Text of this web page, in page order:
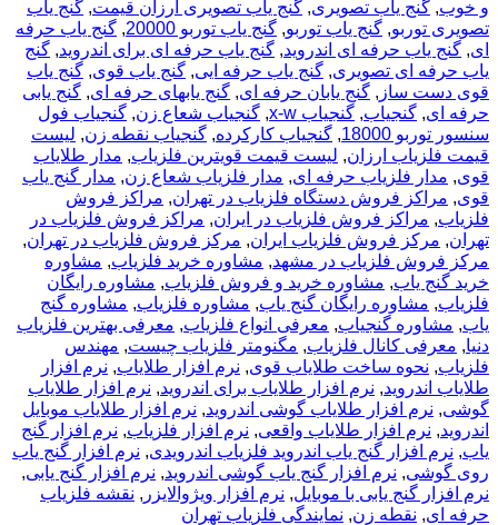
و خوب, گنج یاب تصویری, گنج یاب تصویری ارزان قیمت, گنج یاب
تصویری توربو, گنج یاب توربو, گنج یاب توربو 20000 , گنج یاب حرفه
ای, گنج یاب حرفه ای اندروید, گنج یاب حرفه ای برای اندروید, گنج
یاب حرفه ای تصویری, گنج یاب حرفه ایی, گنج یاب قوی, گنج یاب
قوی دست ساز , گنج یابان حرفه ای, گنج یابهای حرفه ای, گنج یابی
حرفه ای, گنجیاب, گنجیاب x-w , گنجیاب شعاع زن, گنجیاب فول
سنسور توربو 18000
, گنجیاب کارکرده, گنجیاب نقطه زن, لیست
قیمت فلزیاب ارزان, لیست قیمت قویترین فلزیاب, مدار طلایاب
قوی, مدار فلزیاب حرفه ای, مدار فلزیاب شعاع زن, مدار گنج یاب
قوی, مراکز فروش دستگاه فلزیاب در تهران, مراکز فروش
فلزیاب, مراکز فروش فلزیاب در ایران, مراکز فروش فلزیاب در
تهران, مرکز فروش فلزیاب ایران, مرکز فروش فلزیاب در تهران,
مرکز فروش فلزیاب در مشهد, مشاوره خرید فلزیاب, مشاوره
خرید گنج یاب, مشاوره خرید و فروش فلزیاب, مشاوره رایگان
فلزیاب, مشاوره رایگان گنج یاب, مشاوره فلزیاب, مشاوره گنج
یاب, مشاوره گنجیاب, معرفی انواع فلزیاب, معرفی بهترین فلزیاب
دنیا, معرفی کانال فلزیاب, مگنومتر فلزیاب چیست, مهندس
فلزیاب, نحوه ساخت طلایاب قوی, نرم افزار طلایاب, نرم افزار
طلایاب اندروید, نرم افزار طلایاب برای اندروید, نرم افزار طلایاب
گوشی, نرم افزار طلایاب گوشی اندروید, نرم افزار طلایاب موبایل
اندروید, نرم افزار طلایاب واقعی, نرم افزار فلزیاب, نرم افزار گنج
یاب, نرم افزار گنج یاب اندروید فلزیاب اندرویدی, نرم افزار گنج یاب
روی گوشی, نرم افزار گنج یاب گوشی اندروید, نرم افزار گنج یابی,
نرم افزار گنج یابی با موبایل, نرم افزار ویژوالایزر , نقشه فلزیاب
حرفه ای, نقطه زن, نمایندگی فلزیاب تهران